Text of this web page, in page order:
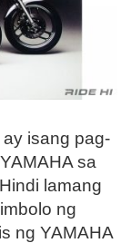
isang pag-
sa
lamang
ng
ng YAMAHA